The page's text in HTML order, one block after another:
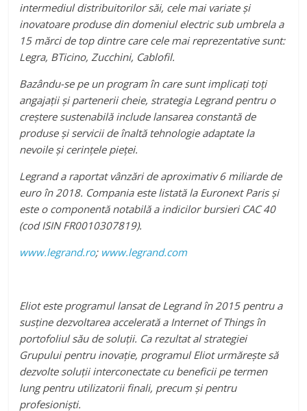
intermediul distribuitorilor săi, cele mai variate și
inovatoare produse din domeniul electric sub umbrela a
15 mărci de top dintre care cele mai reprezentative sunt:
Legra, BTicino, Zucchini, Cablofil.
Bazându-se pe un program în care sunt implicați toți
angajații şi partenerii cheie, strategia Legrand pentru o
creştere sustenabilă include lansarea constantă de
produse și servicii de înaltă tehnologie adaptate la
nevoile și cerințele pieței.
Legrand a raportat vânzări de aproximativ 6 miliarde de
euro în 2018. Compania este listată la Euronext Paris și
este o componentă notabilă a indicilor bursieri CAC 40
(cod ISIN FR0010307819).
www.legrand.ro; www.legrand.com
Eliot este programul lansat de Legrand în 2015 pentru a
susţine dezvoltarea accelerată a Internet of Things în
portofoliul său de soluţii. Ca rezultat al strategiei
Grupului pentru inovaţie, programul Eliot urmăreşte să
dezvolte soluţii interconectate cu beneficii pe termen
lung pentru utilizatorii finali, precum şi pentru
profesionişti.